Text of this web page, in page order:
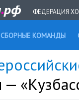
ФЕДЕРАЦИЯ
СБОРНЫЕ КОМАНДЫ
—